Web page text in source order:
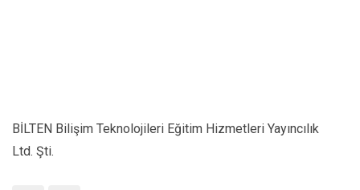
BİLTEN Bilişim Teknolojileri Eğitim Hizmetleri Yayıncılık
Ltd. Şti.